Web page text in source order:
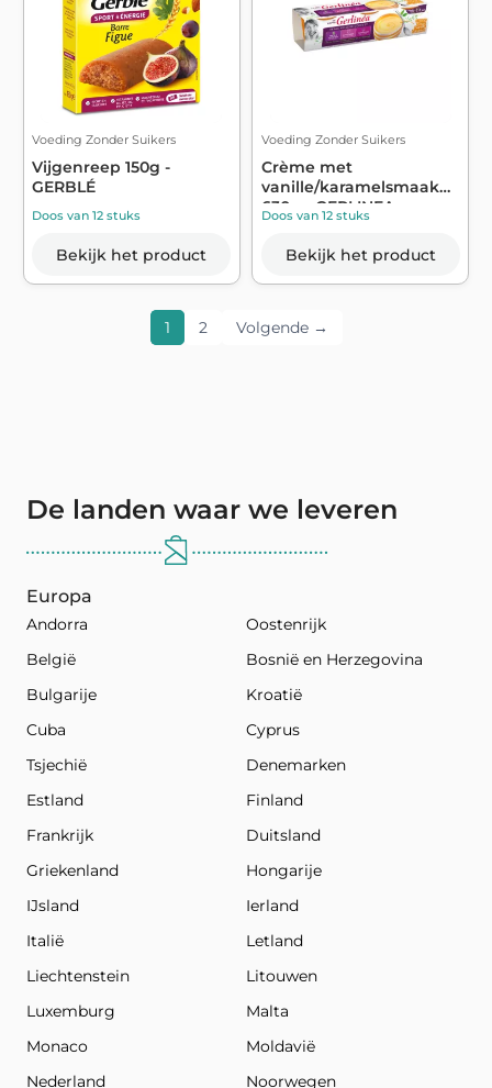
Voeding Zonder Suikers
Vijgenreep 150g -
GERBLÉ
Doos van 12 stuks
Bekijk het product
Voeding Zonder Suikers
Crème met
vanille/karamelsmaak
630g - GERLINEA
Doos van 12 stuks
Bekijk het product
1 2 Volgende →
De landen waar we leveren
Europa
Andorra
Oostenrijk
België
Bosnië en Herzegovina
Bulgarije
Kroatië
Cuba
Cyprus
Tsjechië
Denemarken
Estland
Finland
Frankrijk
Duitsland
Griekenland
Hongarije
IJsland
Ierland
Italië
Letland
Liechtenstein
Litouwen
Luxemburg
Malta
Monaco
Moldavië
Nederland
Noorwegen